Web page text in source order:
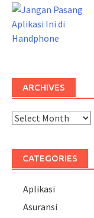
ARCHIVES
Archives
CATEGORIES
Aplikasi
Asuransi